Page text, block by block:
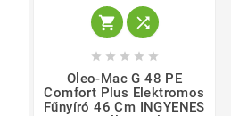
 
    
Oleo-Mac G 48 PE
Comfort Plus Elektromos
Fűnyíró 46 Cm INGYENES